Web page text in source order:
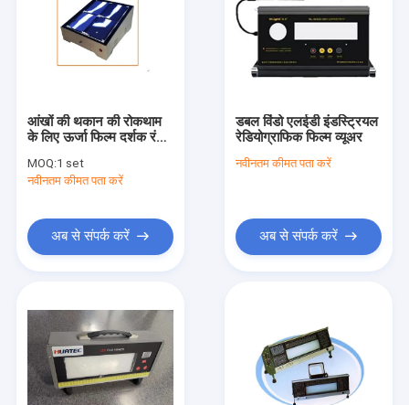
आंखों की थकान की रोकथाम
के लिए ऊर्जा फिल्म दर्शक रंग
MOQ:1 set
नवीनतम कीमत पता करें
अब से संपर्क करें
डबल विंडो एलईडी इंडस्ट्रियल
रेडियोग्राफिक फिल्म व्यूअर
नवीनतम कीमत पता करें
अब से संपर्क करें